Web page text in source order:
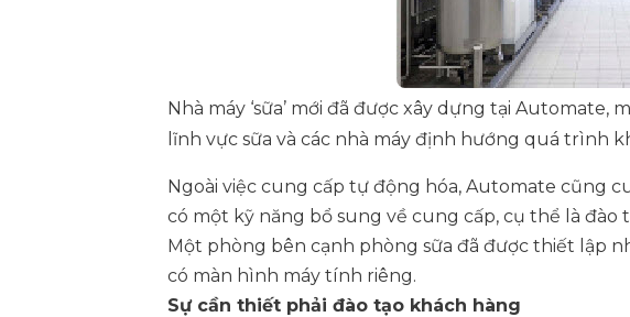
Nhà máy ‘sữa’ mới đã được xây dựng tại
lĩnh vực sữa và các nhà máy định hướng quá trình
Ngoài việc cung cấp tự động hóa, Automate cũng
có một kỹ năng bổ sung về cung cấp, cụ thể là đào
Một phòng bên cạnh phòng sữa đã được thiết lập
có màn hình máy tính riêng.
Sự cần thiết phải đào tạo khách hàng